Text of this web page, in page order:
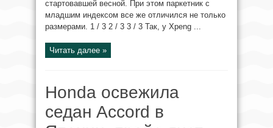
стартовавшей весной. При этом паркетник с
младшим индексом все же отличился не только
размерами. 1 / 3 2 / 3 3 / 3 Так, у Xpeng ...
Читать далее »
Honda освежила
седан Accord в